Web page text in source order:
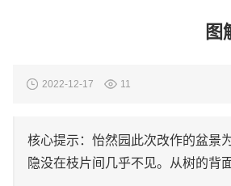
图
2022-12-17 11
核心提示：怡然园此次改作的盆景
隐没在枝片间几乎不见。从树的背